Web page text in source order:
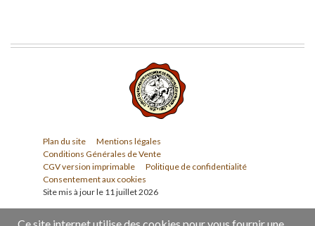
Plan du site
Mentions légales
Conditions Générales de Vente
CGV version imprimable
Politique de confidentialité
Consentement aux cookies
Site mis à jour le 11 juillet 2026